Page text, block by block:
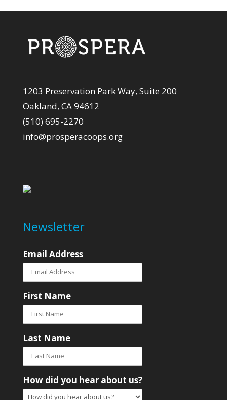
1203 Preservation Park Way, Suite 200
Oakland, CA 94612
(510) 695-2270
info@prosperacoops.org
Newsletter
Email Address
First Name
Last Name
How did you hear about us?